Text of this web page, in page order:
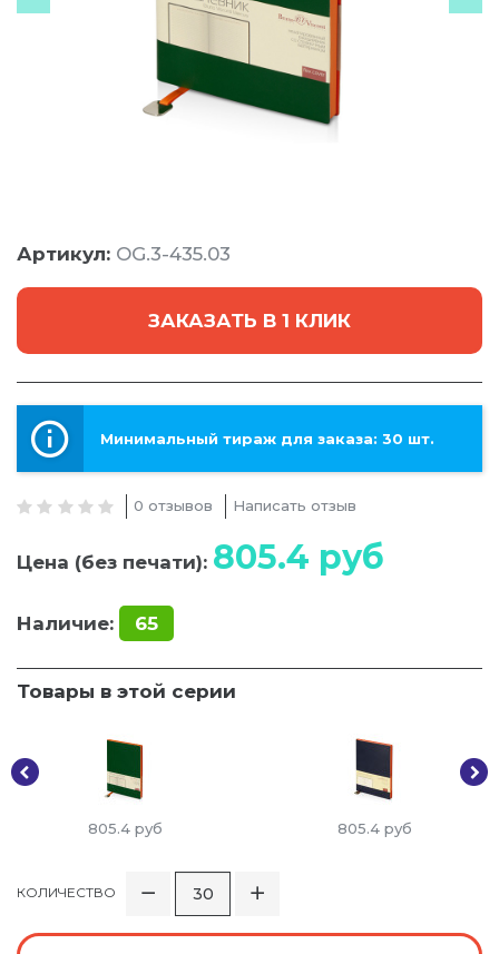
Артикул: OG.3-435.03
ЗАКАЗАТЬ В 1 КЛИК
Минимальный тираж для заказа: 30 шт.
0 отзывов Написать отзыв
Цена (без печати): 805.4 руб
Наличие: 65
Товары в этой серии
805.4руб 805.4руб
КОЛИЧЕСТВО